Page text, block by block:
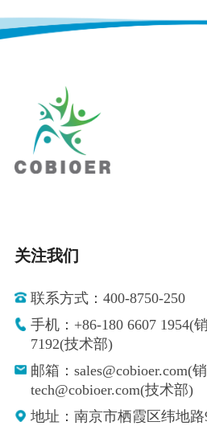
关注我们
联系方式：400-8750-250
手机：+86-180 6607 1954(
7192(技术部)
邮箱：sales@cobioer.com(
tech@cobioer.com(技术部)
地址：南京市栖霞区纬地路